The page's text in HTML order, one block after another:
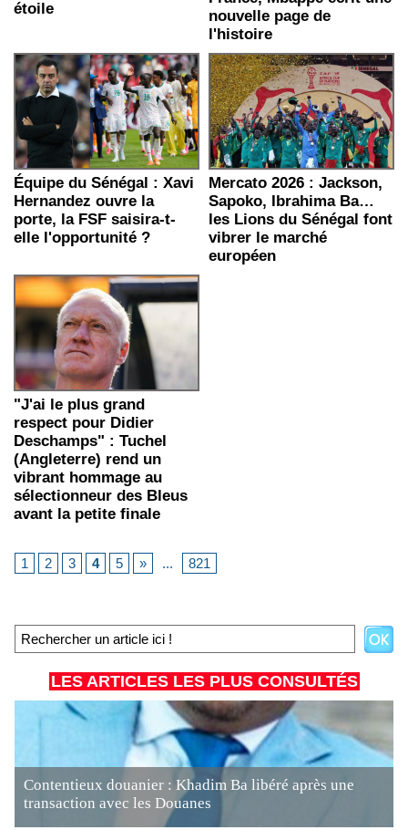
étoile
nouvelle page de
l'histoire
Équipe du Sénégal : Xavi
Hernandez ouvre la
porte, la FSF saisira-t-
elle l'opportunité ?
Mercato 2026 : Jackson,
Sapoko, Ibrahima Ba…
les Lions du Sénégal font
vibrer le marché
européen
"J'ai le plus grand
respect pour Didier
Deschamps" : Tuchel
(Angleterre) rend un
vibrant hommage au
sélectionneur des Bleus
avant la petite finale
1 2 3 4 5 » ... 821
LES ARTICLES LES PLUS CONSULTÉS
Contentieux douanier : Khadim Ba libéré après une
transaction avec les Douanes